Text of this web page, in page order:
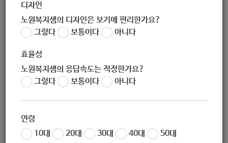
디자인
노원복지샘의 디자인은 보기에 편리한가요?
그렇다
보통이다 아니다
효율성
노원복지샘의 응답속도는 적정한가요?
그렇다
보통이다 아니다
연령
10대
20대 30대 40대
50대
[노원구청] 2020.12.24.(목) 0시부터 2021.1.3.(일)까지 전국
연말·연시 특별방역 강화대책 시행(중앙재대본) (코로나19)
작성자 노원 복지샘
작성일 2020-12-24 13:53
특별방역 강화대책 시행(중앙재대본)